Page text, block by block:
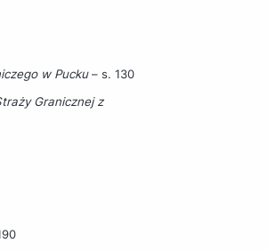
w Pucku– s. 130
Granicznej z